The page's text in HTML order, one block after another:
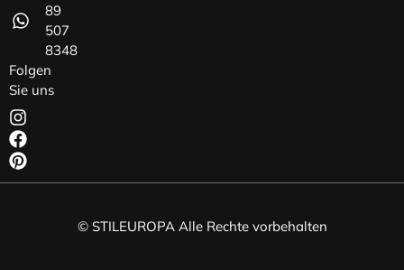
89
507
8348
Folgen
Sie uns
© STILEUROPA Alle Rechte vorbehalten